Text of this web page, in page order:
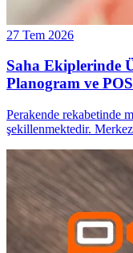
27 Tem 2026
Saha Ekiplerinde
Planogram ve
Perakende rekabetinde
şekillenmektedir.